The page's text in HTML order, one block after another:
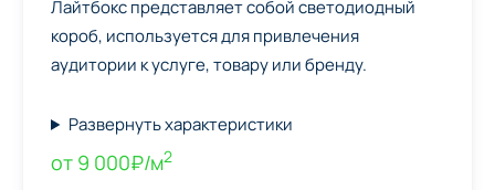
Лайтбокс представляет собой светодиодный
короб, используется для привлечения
аудитории к услуге, товару или бренду.
Развернуть характеристики
от 9 000₽/м2